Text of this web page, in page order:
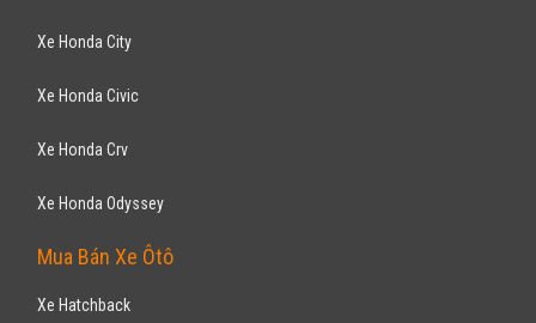
Xe Honda City
Xe Honda Civic
Xe Honda Crv
Xe Honda Odyssey
Mua Bán Xe Ôtô
Xe Hatchback